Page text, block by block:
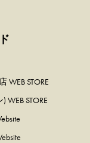
WEB STORE
STORE